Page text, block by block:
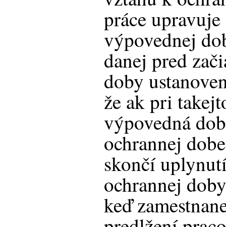
práce
výpovednej
danej pred
doby
že ak pri
výpovedná
ochrannej
skončí
ochrannej
keď